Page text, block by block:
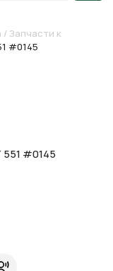
/ Запчасти к
#0145